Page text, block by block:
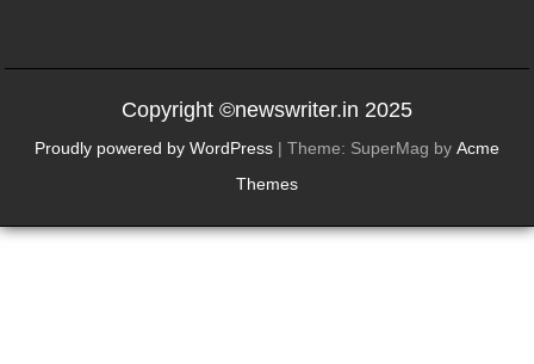
Copyright ©newswriter.in 2025
Proudly powered by WordPress | Theme: SuperMag by Acme
Themes